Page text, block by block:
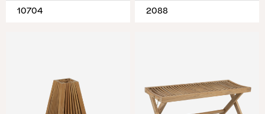
10704 2088